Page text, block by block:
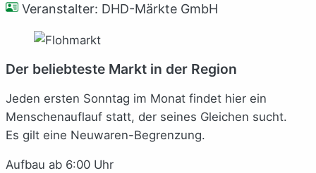
Veranstalter: DHD-Märkte GmbH
Der beliebteste Markt in der Region
Jeden ersten Sonntag im Monat findet hier ein
Menschenauflauf statt, der seines Gleichen sucht.
Es gilt eine Neuwaren-Begrenzung.
Aufbau ab 6:00 Uhr